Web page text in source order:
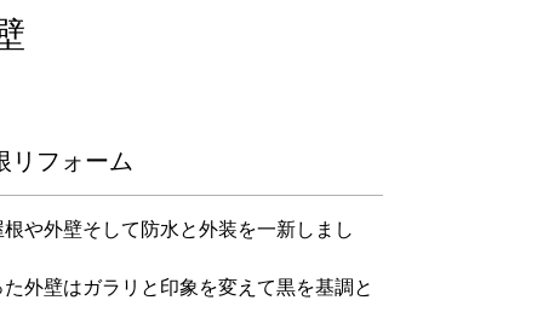
リフォーム
や外壁そして防水と外装を一新しまし
外壁はガラリと印象を変えて黒を基調と